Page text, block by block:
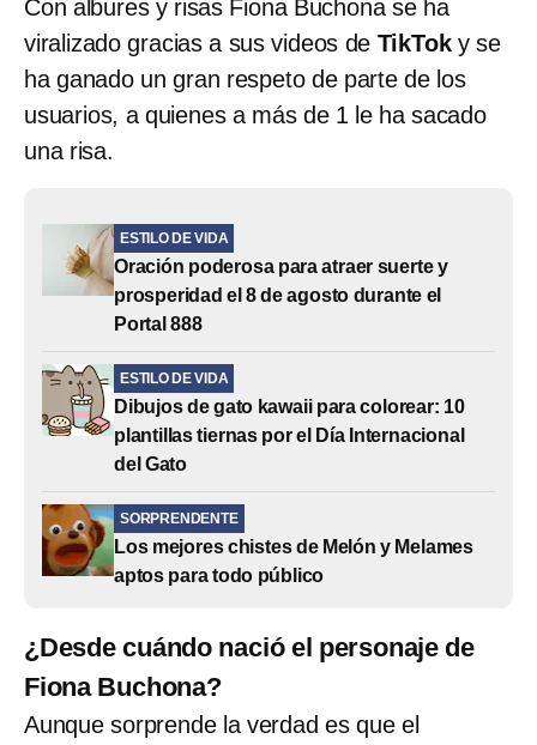
Con albures y risas Fiona Buchona se ha
viralizado gracias a sus videos de TikToky se
ha ganado un gran respeto de parte de los
usuarios, a quienes a más de 1 le ha sacado
una risa.
ESTILO DE VIDA
Oración poderosa para atraer suerte y
prosperidad el 8 de agosto durante el
Portal 888
ESTILO DE VIDA
Dibujos de gato kawaii para colorear: 10
plantillas tiernas por el Día Internacional
del Gato
SORPRENDENTE
Los mejores chistes de Melón y Melames
aptos para todo público
¿Desde cuándo nació el personaje de
Fiona Buchona?
Aunque sorprende la verdad es que el